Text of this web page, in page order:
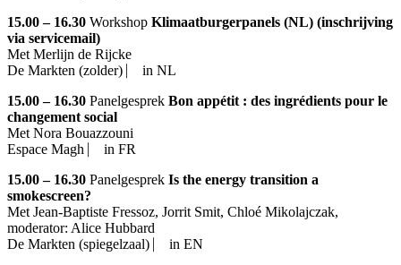
15.00 – 16.30 Workshop Klimaatburgerpanels (NL) (inschrijving
via servicemail)
Met Merlijn de Rijcke
De Markten (zolder) ⎸ in NL
15.00 – 16.30 Panelgesprek Bon appétit : des ingrédients pour le
changement social
Met Nora Bouazzouni
Espace Magh ⎸ in FR
15.00 – 16.30 Panelgesprek Is the energy transition a
smokescreen?
Met Jean-Baptiste Fressoz, Jorrit Smit, Chloé Mikolajczak,
moderator: Alice Hubbard
De Markten (spiegelzaal) ⎸ in EN